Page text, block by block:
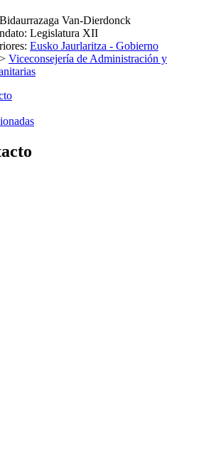
Van-Dierdonck
: Legislatura XII
: Eusko Jaurlaritza - Gobierno
> Viceconsejería de Administración y